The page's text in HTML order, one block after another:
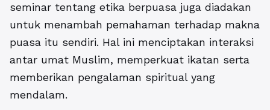
seminar tentang etika berpuasa juga diadakan
untuk menambah pemahaman terhadap makna
puasa itu sendiri. Hal ini menciptakan interaksi
antar umat Muslim, memperkuat ikatan serta
memberikan pengalaman spiritual yang
mendalam.